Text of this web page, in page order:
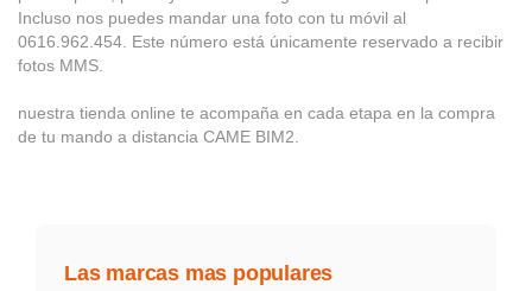
Incluso nos puedes mandar una foto con tu móvil al
0616.962.454. Este número está únicamente reservado a recibir
fotos MMS.
nuestra tienda online te acompaña en cada etapa en la compra
de tu mando a distancia CAME BIM2.
Las marcas mas populares